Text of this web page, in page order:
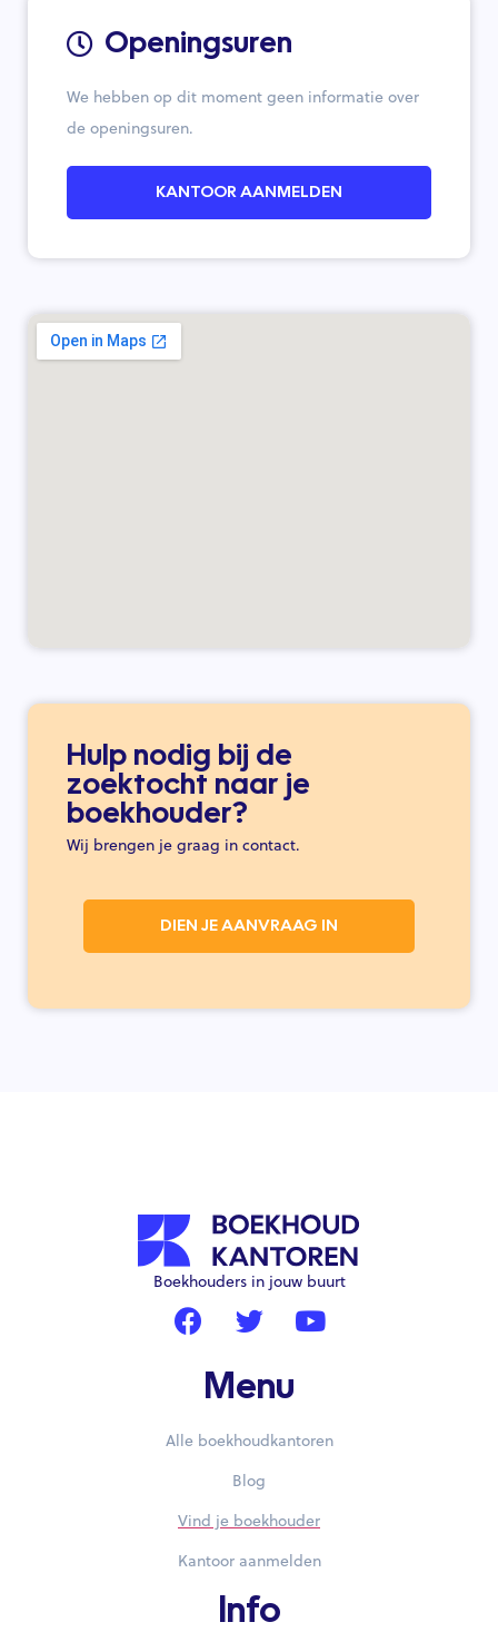
Hulp nodig bij de
zoektocht naar je
boekhouder?
Wij brengen je graag in contact.
DIEN JE AANVRAAG IN
Openingsuren
We hebben op dit moment geen informatie over
de openingsuren.
KANTOOR AANMELDEN
Boekhouders in jouw buurt
Menu
Alle boekhoudkantoren
Blog
Vind je boekhouder
Kantoor aanmelden
Info